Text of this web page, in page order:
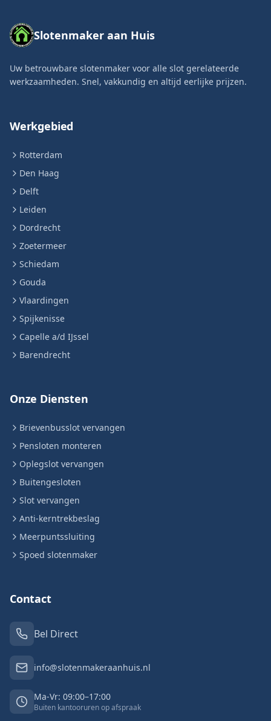
Slotenmaker aan Huis
Uw betrouwbare slotenmaker voor alle slot gerelateerde
werkzaamheden. Snel, vakkundig en altijd eerlijke prijzen.
Werkgebied
Rotterdam
Den Haag
Delft
Leiden
Dordrecht
Zoetermeer
Schiedam
Gouda
Vlaardingen
Spijkenisse
Capelle a/d IJssel
Barendrecht
Onze Diensten
Brievenbusslot vervangen
Pensloten monteren
Oplegslot vervangen
Buitengesloten
Slot vervangen
Anti-kerntrekbeslag
Meerpuntssluiting
Spoed slotenmaker
Contact
Bel Direct
info@slotenmakeraanhuis.nl
Ma-Vr: 09:00–17:00
Buiten kantooruren op afspraak